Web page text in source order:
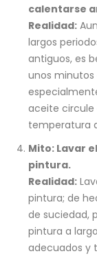
calentarse
Realidad:
largos
antiguos, es
unos
aceite
temperatura
Mito: Lavar
pintura.
Realidad:
pintura; de
de suciedad,
pintura a
adecuados y